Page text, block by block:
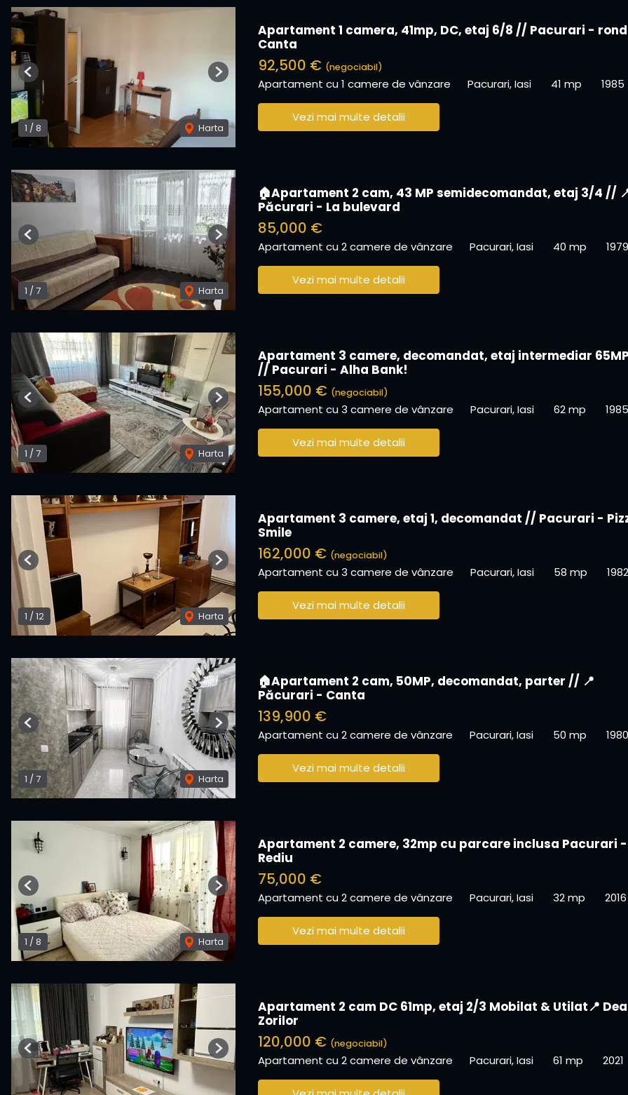
1 /8 Harta
Previous Next
Apartament 1 camera, 41mp, DC, etaj 6/8 // Pacurari - rond
Canta
92,500 € (negociabil)
Apartament cu 1 camere de vânzare Pacurari, Iasi 41 mp 1985
Vezi mai multe detalii
1 /7 Harta
Previous Next
🏠Apartament 2 cam, 43 MP semidecomandat, etaj 3/4 //
Păcurari - La bulevard
85,000 €
Apartament cu 2 camere de vânzare Pacurari, Iasi 40 mp 1979
Vezi mai multe detalii
1 /7 Harta
Previous Next
Apartament 3 camere, decomandat, etaj intermediar
// Pacurari - Alha Bank!
155,000 € (negociabil)
Apartament cu 3 camere de vânzare Pacurari, Iasi 62 mp 1985
Vezi mai multe detalii
1 /12 Harta
Previous Next
Apartament 3 camere, etaj 1, decomandat // Pacurari -
Smile
162,000 € (negociabil)
Apartament cu 3 camere de vânzare Pacurari, Iasi 58 mp 1982
Vezi mai multe detalii
1 /7 Harta
Previous Next
🏠Apartament 2 cam, 50MP, decomandat, parter // 📍
Păcurari - Canta
139,900 €
Apartament cu 2 camere de vânzare Pacurari, Iasi 50 mp 1980
Vezi mai multe detalii
1 /8 Harta
Previous Next
Apartament 2 camere, 32mp cu parcare inclusa Pacurari -
Rediu
75,000 €
Apartament cu 2 camere de vânzare Pacurari, Iasi 32 mp 2016
Vezi mai multe detalii
Previous Next
Apartament 2 cam DC 61mp, etaj 2/3 Mobilat & Utilat📍
Zorilor
120,000 € (negociabil)
Apartament cu 2 camere de vânzare Pacurari, Iasi 61 mp 2021